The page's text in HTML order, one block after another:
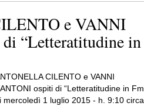
e VANNI
“Letteratitudine in
CILENTO e VANNI
ospiti di “Letteratitudine in
mercoledì 1 luglio 2015 - h. 9:10 circa